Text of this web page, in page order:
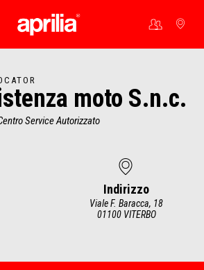
Vai al contenuto principale
moto S.n.c.
Service Autorizzato
Indirizzo
Viale F. Baracca, 18
01100 VITERBO